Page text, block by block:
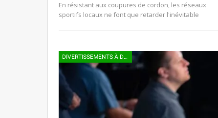
En résistant aux coupures de cordon, les réseaux
sportifs locaux ne font que retarder l'inévitable
DIVERTISSEMENTS À DOMICILE